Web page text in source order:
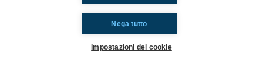
Nega tutto
Impostazioni dei cookie